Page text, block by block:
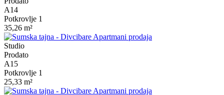
A14
Potkrovlje 1
35,26 m²
Studio
Prodato
A15
Potkrovlje 1
25,33 m²